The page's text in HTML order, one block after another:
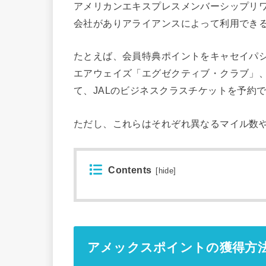
アメリカンエキスプレスメンバーシップリ
会社がありアライアンスによって利用でき
たとえば、会員特典ポイントをキャセイパ
エアウェイズ「エグゼクティブ・クラブ」
て、JALのビジネスクラスチケットを予約
ただし、これらはそれぞれ異なるマイル数
Contents [ hide]
アメックスポイントの獲得方